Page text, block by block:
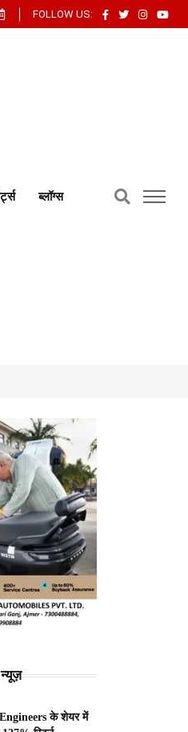
FOLLOW US:
ब्लॉग्स
के शेयर में